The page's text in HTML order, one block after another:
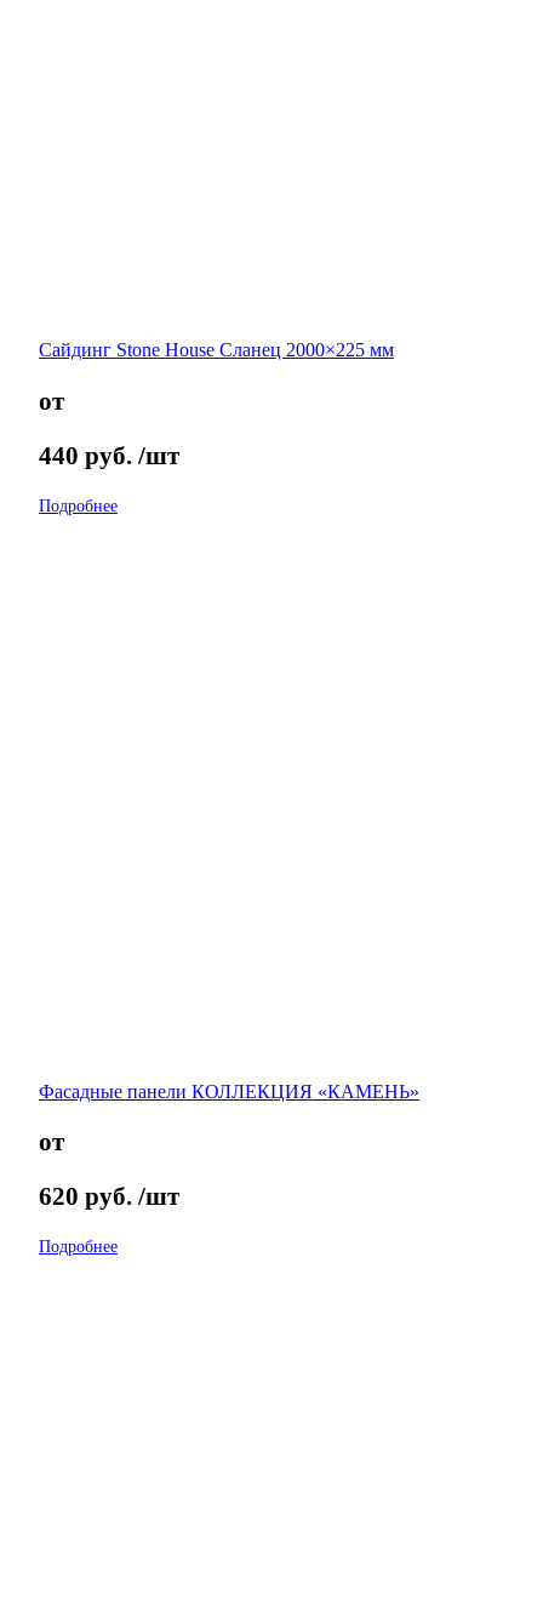
Сайдинг Stone House Сланец 2000×225 мм
от
440 руб. /шт
Подробнее
Фасадные панели КОЛЛЕКЦИЯ «КАМЕНЬ»
от
620 руб. /шт
Подробнее